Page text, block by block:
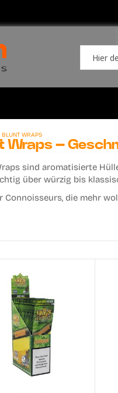
BLUNT WRAPS
Wraps –
sind aromatisierte
über würzig bis
Connoisseurs, die mehr